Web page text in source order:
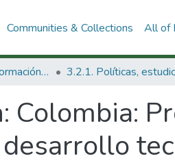
Communities & Collections All of
3. Recursos de Información Científica y Tecnológica
Colombia: